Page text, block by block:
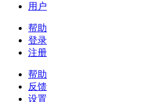
用户
帮助
登录
注册
帮助
反馈
设置